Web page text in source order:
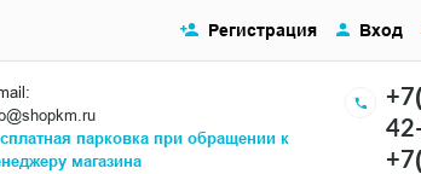
парковка при обращении к
магазина
Регистрация Вход